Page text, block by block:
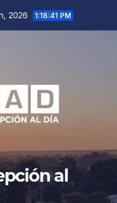
2026 1:18:43 PM
al